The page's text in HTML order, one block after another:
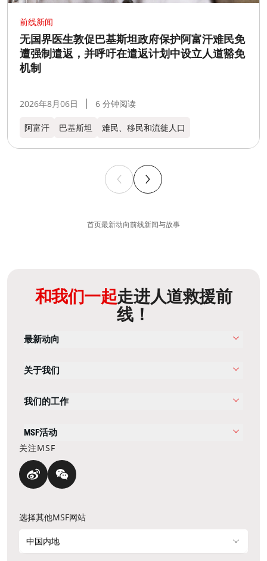
前线新闻
无国界医生敦促巴基斯坦政府保护阿富汗难民免
遭强制遣返，并呼吁在遣返计划中设立人道豁免
机制
2026年8月06日 6 分钟阅读
阿富汗 巴基斯坦 难民、移民和流徙人口
首页最新动向前线新闻与故事
和我们一起走进人道救援前
线！
最新动向
关于我们
我们的工作
MSF活动
关注MSF
选择其他MSF网站
中国内地